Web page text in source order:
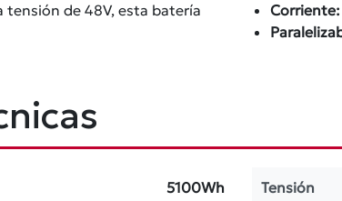
tensión de 48V, esta batería
Corriente:
5100Wh Tensión